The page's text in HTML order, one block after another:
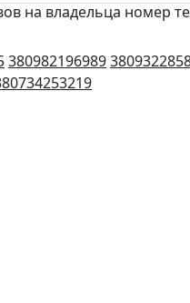
на владельца номер
380982196989